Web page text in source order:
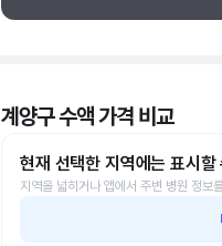
계양구 수액 가격 비교
현재 선택한 지역에는 표시
지역을 넓히거나 앱에서 주변 병원 정보